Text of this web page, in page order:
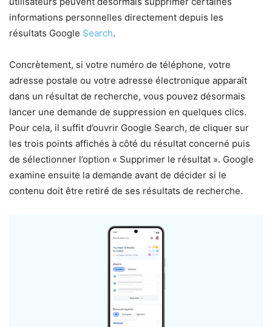
informations personnelles directement depuis les
résultats Google Search.
Concrètement, si votre numéro de téléphone, votre
adresse postale ou votre adresse électronique apparaît
dans un résultat de recherche, vous pouvez désormais
lancer une demande de suppression en quelques clics.
Pour cela, il suffit d’ouvrir Google Search, de cliquer sur
les trois points affichés à côté du résultat concerné puis
de sélectionner l’option « Supprimer le résultat ». Google
examine ensuite la demande avant de décider si le
contenu doit être retiré de ses résultats de recherche.